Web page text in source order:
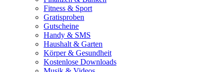
Fitness & Sport
Gratisproben
Gutscheine
Handy & SMS
Haushalt & Garten
Körper & Gesundheit
Kostenlose Downloads